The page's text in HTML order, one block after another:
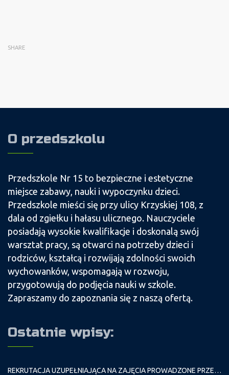
SHARE
O przedszkolu
Przedszkole Nr 15 to bezpieczne i estetyczne
miejsce zabawy, nauki i wypoczynku dzieci.
Przedszkole mieści się przy ulicy Krzyskiej 108, z
dala od zgiełku i hałasu ulicznego. Nauczyciele
posiadają wysokie kwalifikacje i doskonalą swój
warsztat pracy, są otwarci na potrzeby dzieci i
rodziców, kształcą i rozwijają zdolności swoich
wychowanków, wspomagają w rozwoju,
przygotowują do podjęcia nauki w szkole.
Zapraszamy do zapoznania się z naszą ofertą.
Ostatnie wpisy:
REKRUTACJA UZUPEŁNIAJĄCA NA ZAJĘCIA PROWADZONE PRZEZ PAŁAC MŁODZIEŻY W ROKU SZKOLNYM 2026/2027